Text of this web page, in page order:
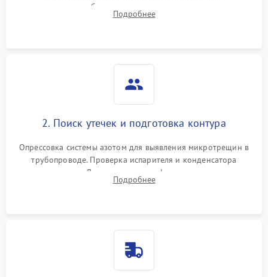
1000 ₽
1800 ₽
сопротивления обмоток мотора, проверка термостата и
считывание кодов ошибок с электронного дисплея.
Подробнее
2. Поиск утечек и подготовка контура
Опрессовка системы азотом для выявления микротрещин в
трубопроводе. Проверка испарителя и конденсатора
течеискателем. Демонтаж старого фильтра-осушителя и
продувка капиллярной трубки для устранения засоров.
Подробнее